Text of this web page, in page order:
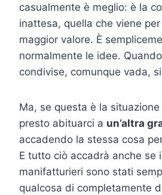
casualmente è meglio: è la
inattesa, quella che viene
maggior valore. È
normalmente le idee.
condivise, comunque vada,
Ma, se questa è la
presto abituarci a un’altra
accadendo la stessa cosa
E tutto ciò accadrà anche se
manifatturieri sono stati
qualcosa di completamente